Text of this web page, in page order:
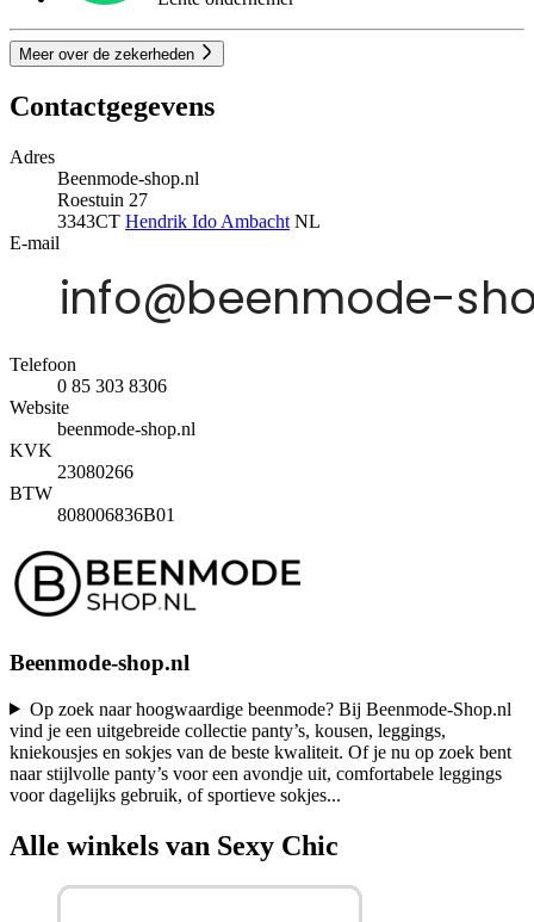
Meer over de zekerheden
Contactgegevens
Adres
Beenmode-shop.nl
Roestuin 27
3343CT Hendrik Ido Ambacht NL
E-mail
Telefoon
0 85 303 8306
Website
beenmode-shop.nl
KVK
23080266
BTW
808006836B01
Beenmode-shop.nl
Op zoek naar hoogwaardige beenmode? Bij Beenmode-Shop.nl
vind je een uitgebreide collectie panty’s, kousen, leggings,
kniekousjes en sokjes van de beste kwaliteit. Of je nu op zoek bent
naar stijlvolle panty’s voor een avondje uit, comfortabele leggings
voor dagelijks gebruik, of sportieve sokjes...
Alle winkels van Sexy Chic